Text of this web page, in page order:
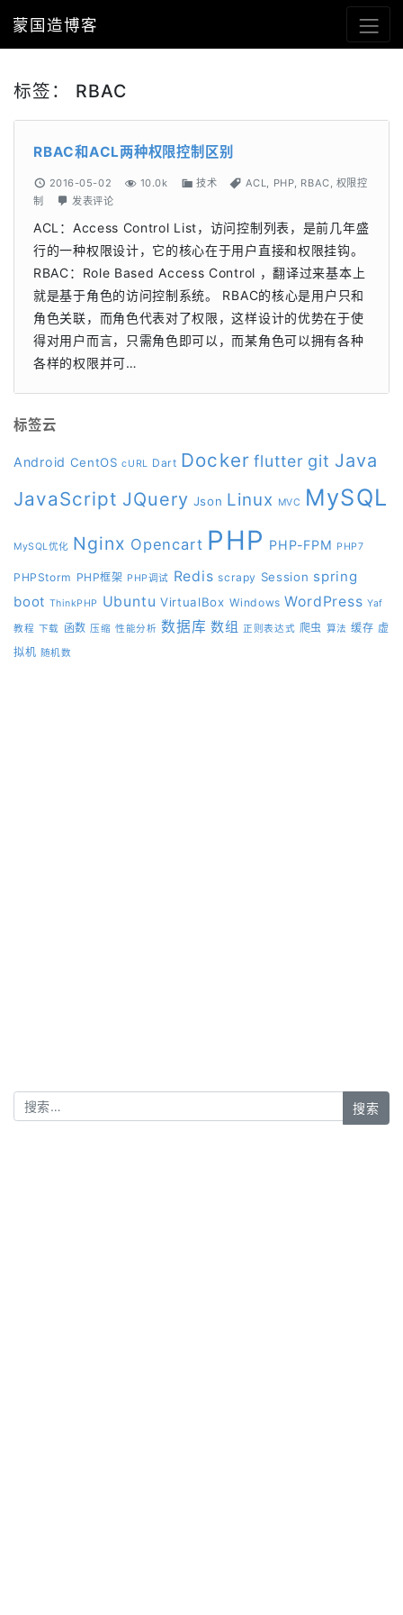
蒙国造博客
标签： RBAC
RBAC和ACL两种权限控制区别
2016-05-02 10.0k 技术 ACL PHP RBAC 权限控
制
发表评论
ACL：Access Control List，访问控制列表，是前几年盛
行的一种权限设计，它的核心在于用户直接和权限挂钩。
RBAC：Role Based Access Control ，翻译过来基本上
就是基于角色的访问控制系统。 RBAC的核心是用户只和
角色关联，而角色代表对了权限，这样设计的优势在于使
得对用户而言，只需角色即可以，而某角色可以拥有各种
各样的权限并可…
标签云
Android CentOS cURL Dart Docker flutter git Java
JavaScript JQuery Json Linux MVC MySQL
MySQL优化 Nginx Opencart PHP PHP-FPM PHP7
PHPStorm PHP框架 PHP调试 Redis scrapy Session spring
boot ThinkPHP Ubuntu VirtualBox Windows WordPress Yaf
教程 下载 函数 压缩 性能分析 数据库 数组 正则表达式 爬虫 算法 缓存 虚
拟机 随机数